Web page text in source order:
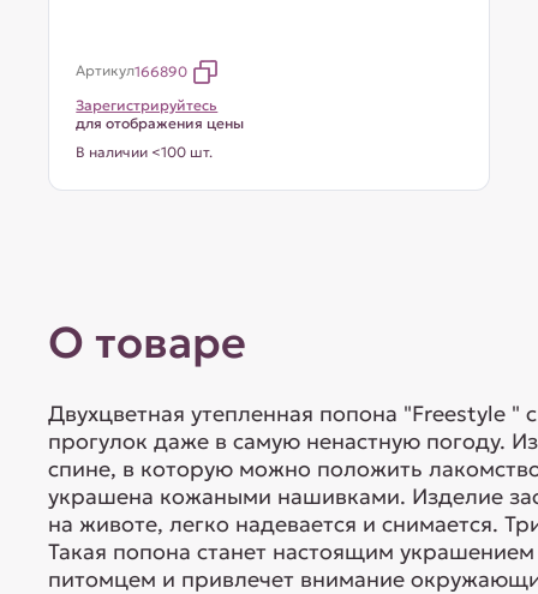
Артикул166890
Зарегистрируйтесь
для отображения цены
В наличии <100 шт.
О товаре
Двухцветная утепленная попона "Freestyle
прогулок даже в самую ненастную погоду.
спине, в которую можно положить
украшена кожаными нашивками. Изделие
на животе, легко надевается и снимается.
Такая попона станет настоящим
питомцем и привлечет внимание